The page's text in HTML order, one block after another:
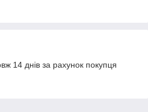
14 днів за рахунок покупця